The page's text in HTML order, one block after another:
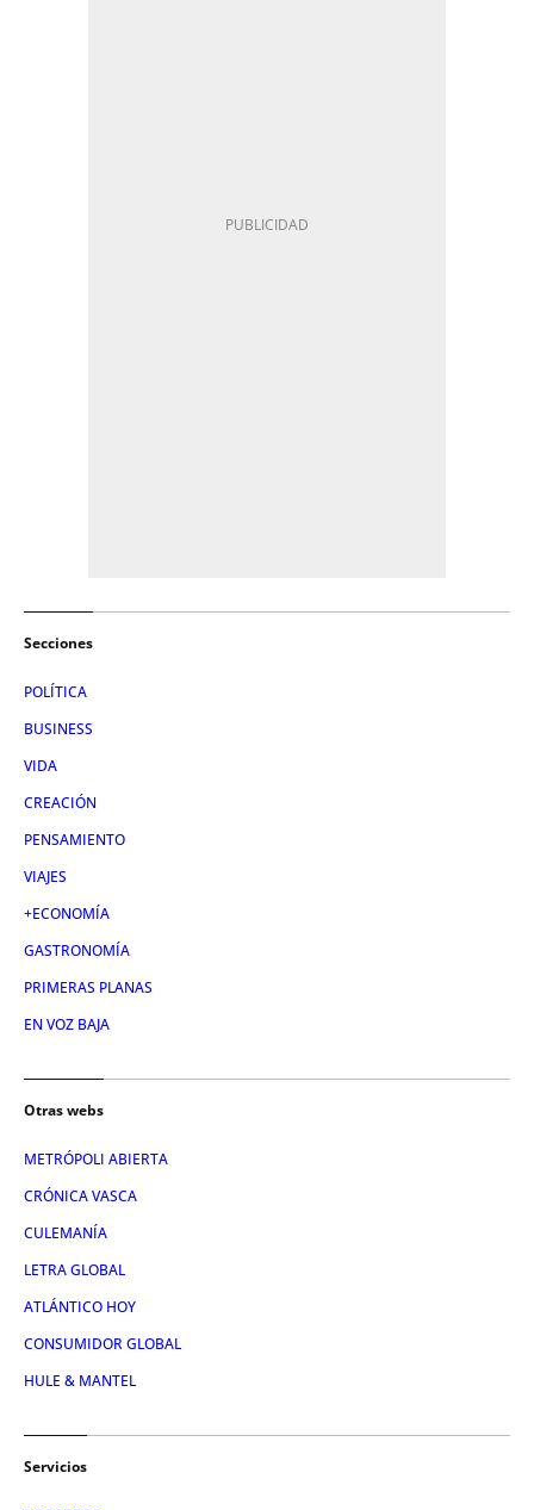
Secciones
POLÍTICA
BUSINESS
VIDA
CREACIÓN
PENSAMIENTO
VIAJES
+ECONOMÍA
GASTRONOMÍA
PRIMERAS PLANAS
EN VOZ BAJA
Otras webs
METRÓPOLI ABIERTA
CRÓNICA VASCA
CULEMANÍA
LETRA GLOBAL
ATLÁNTICO HOY
CONSUMIDOR GLOBAL
HULE & MANTEL
Servicios